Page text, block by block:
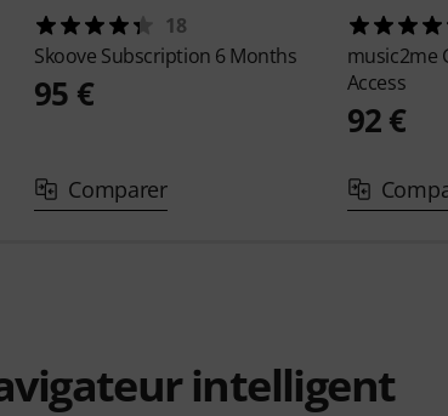
18
Skoove Subscription 6 Months
95 €
Comparer
music2me
Access
92 €
intelligent